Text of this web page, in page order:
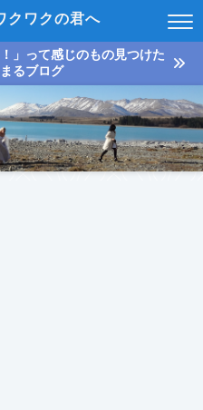
クワクの君へ
」って感じのもの見つけた
るブログ